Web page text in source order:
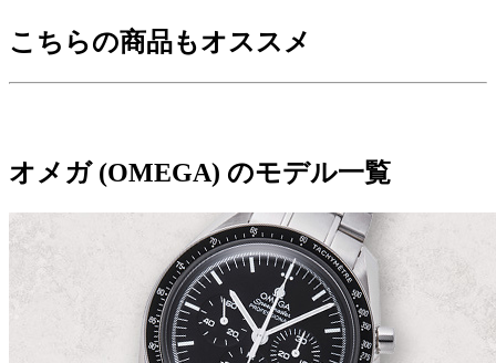
こちらの商品もオススメ
オメガ (OMEGA) のモデル一覧